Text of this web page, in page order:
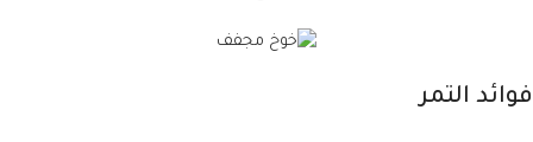
فوائد التمر